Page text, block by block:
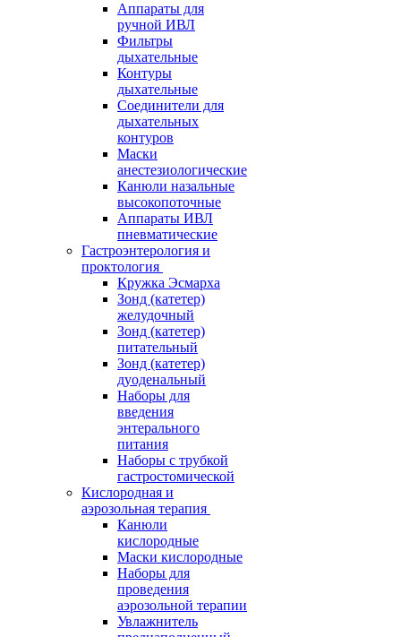
Аппараты для
ручной ИВЛ
Фильтры
дыхательные
Контуры
дыхательные
Соединители для
дыхательных
контуров
Маски
анестезиологические
Канюли назальные
высокопоточные
Аппараты ИВЛ
пневматические
Гастроэнтерология и
проктология
Кружка Эсмарха
Зонд (катетер)
желудочный
Зонд (катетер)
питательный
Зонд (катетер)
дуоденальный
Наборы для
введения
энтерального
питания
Наборы с трубкой
гастростомической
Кислородная и
аэрозольная терапия
Канюли
кислородные
Маски кислородные
Наборы для
проведения
аэрозольной терапии
Увлажнитель